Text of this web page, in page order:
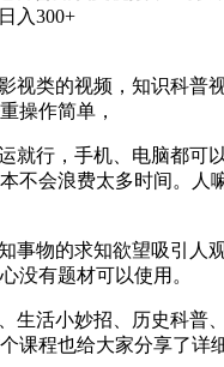
视类的视频，知识科普
操作简单，
就行，手机、电脑都可
不会浪费太多时间。人
事物的求知欲望吸引人
没有题材可以使用。
生活小妙招、历史科普
课程也给大家分享了详